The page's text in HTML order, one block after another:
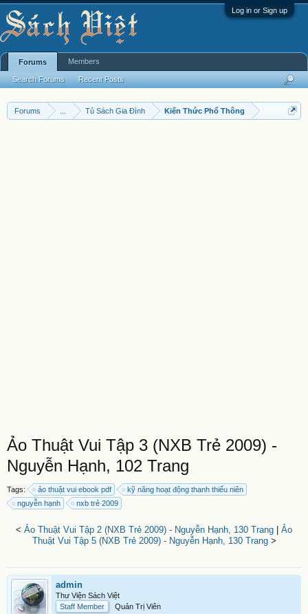
Log in or Sign up
Forums Tủ Sách Gia Đình Kiến Thức Phổ Thông
Ảo Thuật Vui Tập 3 (NXB Trẻ 2009) -
Nguyễn Hạnh, 102 Trang
Tags: ảo thuật vui ebook pdf
kỹ năng hoạt động thanh thiếu niên
nguyễn hạnh
nxb trẻ 2009
< Ảo Thuật Vui Tập 2 (NXB Trẻ 2009) - Nguyễn Hạnh, 130 Trang
Ảo
Thuật Vui Tập 5 (NXB Trẻ 2009) - Nguyễn Hạnh, 130 Trang>
admin
Thư Viện Sách Việt
Staff Member
Quản Trị Viên
Forums
Search Forums Recent Posts
Members